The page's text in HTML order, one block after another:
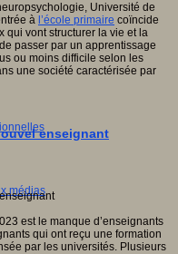
médias
Université de
à l’école primaire coïncide
qui vont structurer la vie et la
passer par un apprentissage
ou moins difficile selon les
une société caractérisée par
enseignant
est le manque d’enseignants
qui ont reçu une formation
par les universités. Plusieurs